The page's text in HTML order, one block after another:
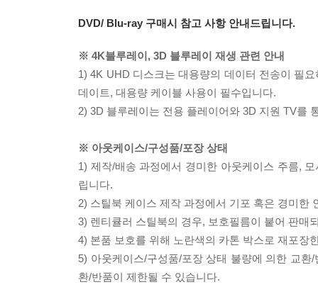
DVD/ Blu-ray 구매시 참고 사항 안내드립니다.
※ 4K블루레이, 3D 블루레이 재생 관련 안내
1) 4K UHD 디스크는 대용량의 데이터 전송이 필
데이트, 대용량 케이블 사용이 필수입니다.
2) 3D 블루레이는 전용 플레이어와 3D 지원 TV를
※ 아웃케이스/구성품/포장 상태
1) 제작/배송 과정에서 경미한 아웃케이스 주름,
립니다.
2) 스틸북 케이스 제작 과정에서 기포 혹은 경미한
3) 렌티큘러 스틸북의 경우, 보호필름이 붙어 판매
4) 본품 보호를 위해 노란색의 카톤 박스로 재포장
5) 아웃케이스/구성품/포장 상태 불량에 의한 교
환/반품이 제한될 수 있습니다.